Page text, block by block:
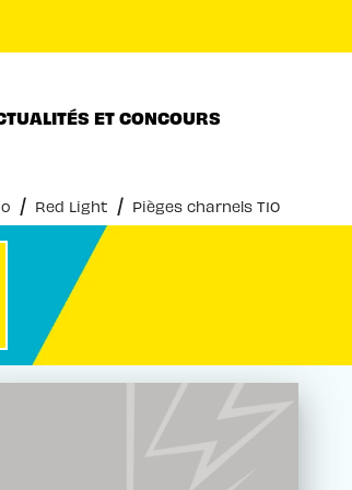
ET CONCOURS
/ Red Light / Pièges charnels T10